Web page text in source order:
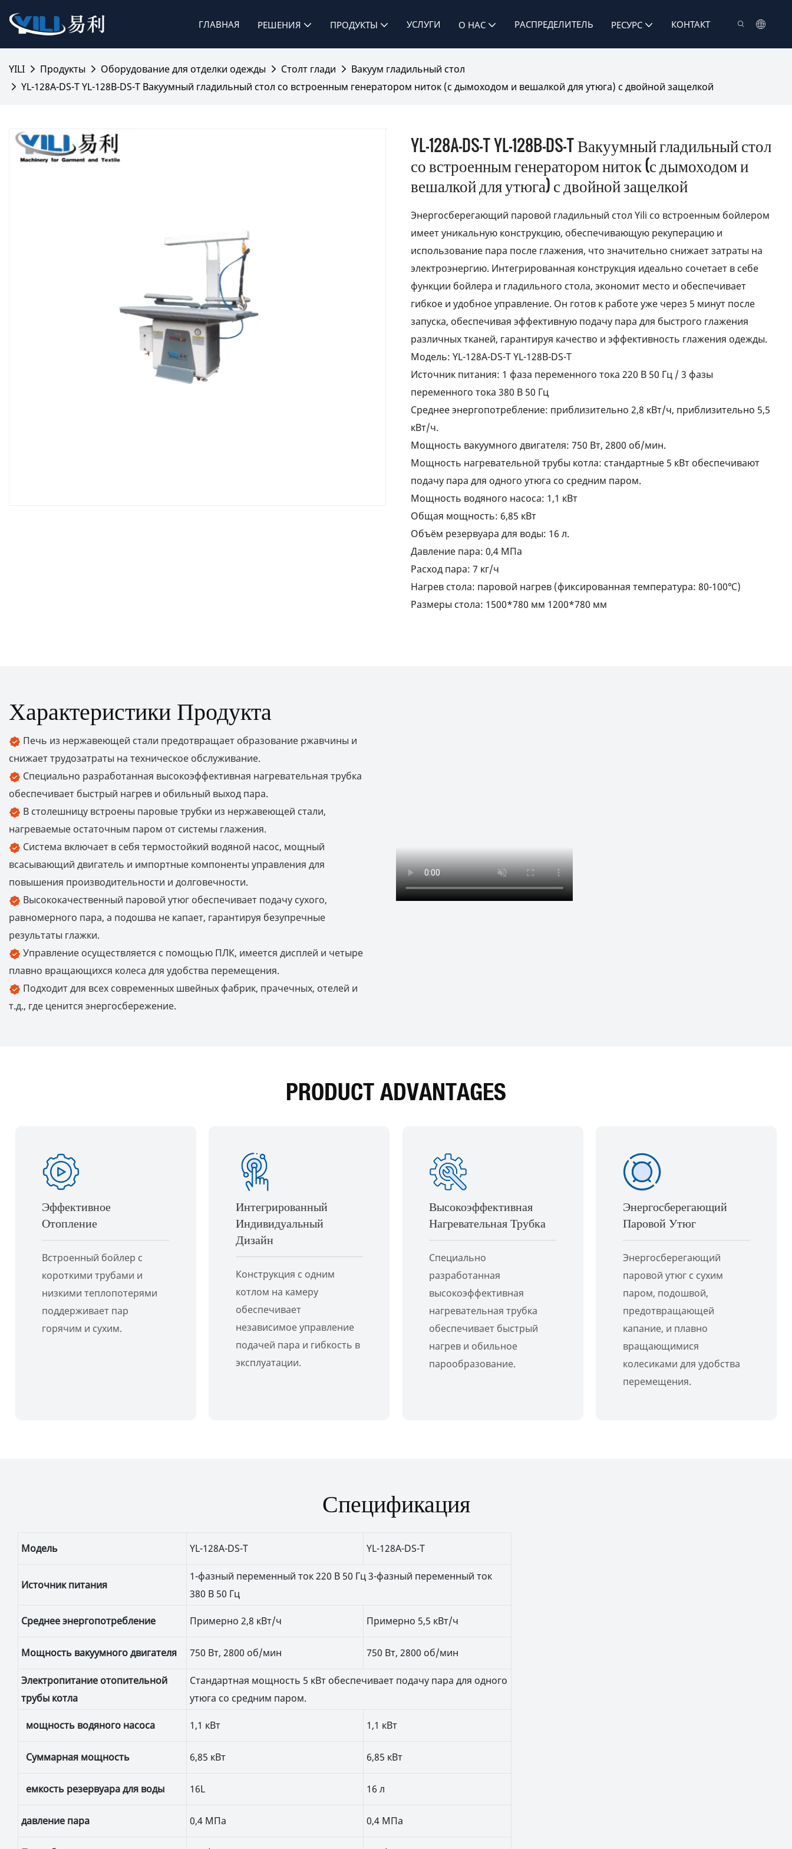
ГЛАВНАЯ РЕШЕНИЯ ПРОДУКТЫ УСЛУГИ О НАС РАСПРЕДЕЛИТЕЛЬ РЕСУРС КОНТАКТ
YILI Продукты Оборудование для отделки одежды Столт глади
Вакуум гладильный стол
YL-128A-DS-T YL-128B-DS-T Вакуумный гладильный стол со встроенным генератором ниток (с дымоходом и вешалкой для утюга) с двойной защелкой
YL-128A-DS-T YL-128B-DS-T Вакуумный гладильный стол
со встроенным генератором ниток (с дымоходом и
вешалкой для утюга) с двойной защелкой
Энергосберегающий паровой гладильный стол Yili со встроенным бойлером
имеет уникальную конструкцию, обеспечивающую рекуперацию и
использование пара после глажения, что значительно снижает затраты на
электроэнергию. Интегрированная конструкция идеально сочетает в себе
функции бойлера и гладильного стола, экономит место и обеспечивает
гибкое и удобное управление. Он готов к работе уже через 5 минут после
запуска, обеспечивая эффективную подачу пара для быстрого глажения
различных тканей, гарантируя качество и эффективность глажения одежды.
Модель: YL-128A-DS-T YL-128B-DS-T
Источник питания: 1 фаза переменного тока 220 В 50 Гц / 3 фазы
переменного тока 380 В 50 Гц
Среднее энергопотребление: приблизительно 2,8 кВт/ч, приблизительно 5,5
кВт/ч.
Мощность вакуумного двигателя: 750 Вт, 2800 об/мин.
Мощность нагревательной трубы котла: стандартные 5 кВт обеспечивают
подачу пара для одного утюга со средним паром.
Мощность водяного насоса: 1,1 кВт
Общая мощность: 6,85 кВт
Объём резервуара для воды: 16 л.
Давление пара: 0,4 МПа
Расход пара: 7 кг/ч
Нагрев стола: паровой нагрев (фиксированная температура: 80-100℃)
Размеры стола: 1500*780 мм 1200*780 мм
Характеристики Продукта
Печь из нержавеющей стали предотвращает образование ржавчины и
снижает трудозатраты на техническое обслуживание.
Специально разработанная высокоэффективная нагревательная трубка
обеспечивает быстрый нагрев и обильный выход пара.
В столешницу встроены паровые трубки из нержавеющей стали,
нагреваемые остаточным паром от системы глажения.
Система включает в себя термостойкий водяной насос, мощный
всасывающий двигатель и импортные компоненты управления для
повышения производительности и долговечности.
Высококачественный паровой утюг обеспечивает подачу сухого,
равномерного пара, а подошва не капает, гарантируя безупречные
результаты глажки.
Управление осуществляется с помощью ПЛК, имеется дисплей и четыре
плавно вращающихся колеса для удобства перемещения.
Подходит для всех современных швейных фабрик, прачечных, отелей и
т.д., где ценится энергосбережение.
PRODUCT ADVANTAGES
Эффективное
Отопление
Встроенный бойлер с
короткими трубами и
низкими теплопотерями
поддерживает пар
горячим и сухим.
Интегрированный
Индивидуальный
Дизайн
Конструкция с одним
котлом на камеру
обеспечивает
независимое управление
подачей пара и гибкость в
эксплуатации.
Высокоэффективная
Нагревательная Трубка
Специально
разработанная
высокоэффективная
нагревательная трубка
обеспечивает быстрый
нагрев и обильное
парообразование.
Энергосберегающий
Паровой Утюг
Энергосберегающий
паровой утюг с сухим
паром, подошвой,
предотвращающей
капание, и плавно
вращающимися
колесиками для удобства
перемещения.
Спецификация
Модель YL-128A-DS-T YL-128A-DS-T
Источник питания
1-фазный переменный ток 220 В 50 Гц 3-фазный переменный ток
380 В 50 Гц
Среднее энергопотребление Примерно 2,8 кВт/ч Примерно 5,5 кВт/ч
Мощность вакуумного двигателя 750 Вт, 2800 об/мин 750 Вт, 2800 об/мин
Электропитание отопительной
трубы котла
Стандартная мощность 5 кВт обеспечивает подачу пара для одного
утюга со средним паром.
мощность водяного насоса 1,1 кВт 1,1 кВт
Суммарная мощность 6,85 кВт 6,85 кВт
емкость резервуара для воды 16L 16 л
давление пара 0,4 МПа 0,4 МПа